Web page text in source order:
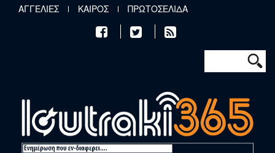
Παράκαμψη προς το κυρίως περιεχόμενο
ΑΓΓΕΛΙΕΣ ΚΑΙΡΟΣ ΠΡΩΤΟΣΕΛΙΔΑ
Φόρμα
Αναζήτηση